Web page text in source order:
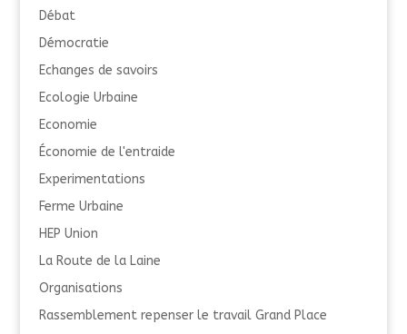
Débat
Démocratie
Echanges de savoirs
Ecologie Urbaine
Economie
Économie de l'entraide
Experimentations
Ferme Urbaine
HEP Union
La Route de la Laine
Organisations
Rassemblement repenser le travail Grand Place